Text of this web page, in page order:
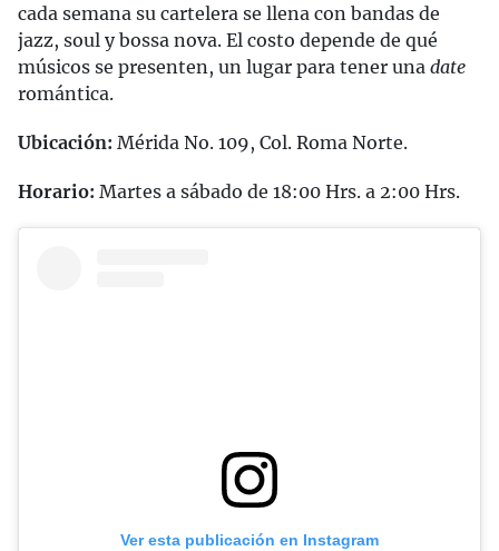
cada semana su cartelera se llena con bandas de
jazz, soul y bossa nova. El costo depende de qué
músicos se presenten, un lugar para tener una date
romántica.
Ubicación: Mérida No. 109, Col. Roma Norte.
Horario: Martes a sábado de 18:00 Hrs. a 2:00 Hrs.
Ver esta publicación en Instagram